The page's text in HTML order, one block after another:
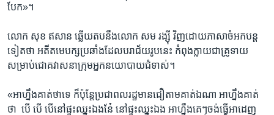
បែក»។​
លោក​ ​សុខ ឥសាន​ ​ឆ្លើយតបនឹង​លោក​ ​សម រង្ស៊ី ​វិញ​ដោយ​ភាសា​ចំអក​បន្ត
ទៀត​ថា​ អតីត​មេបក្ស​ប្រឆាំង​ដែល​បរាជ័យ​រូប​នេះ កំពុង​ក្លាយជា​គ្រូទាយ​
សម្រាប់​ជោគ​វាសនា​ក្រុម​អ្នកនយោបាយ​ជំទាស់។
«អាហ្នឹង​គាត់​ថា​ទេ​ ក៏ប៉ុន្តែ​ប្រជាពលរដ្ឋ​មាន​ជឿតាម​គាត់​ឯណា​ អាហ្នឹង​គាត់​
ថា​ ​ បើ បើ បើនៅ​ផ្ទះ​ឈ្នះ​ឯងនែ៎ នៅ​ផ្ទះ​ឈ្នះ​ឯង​ អាហ្នឹង​គេៗ​ចង់​ធ្វើអាដេញ​